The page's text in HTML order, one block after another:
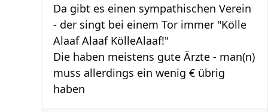
Da gibt es einen sympathischen Verein
- der singt bei einem Tor immer "Kölle
Alaaf Alaaf KölleAlaaf!"
Die haben meistens gute Ärzte - man(n)
muss allerdings ein wenig € übrig
haben